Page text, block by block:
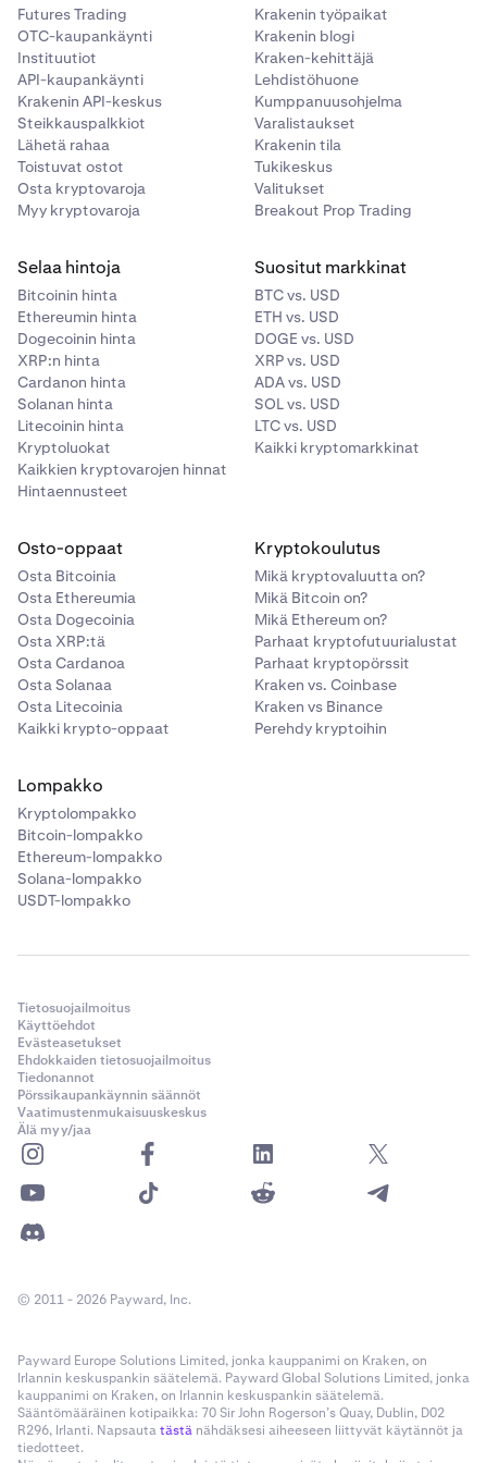
napsauttamalla tätä.
Usein kysyttyjä kysymyksiä
Kraken-lompakosta on
nähtävissä täällä.
Futures Trading
OTC-kaupankäynti
Instituutiot
API-kaupankäynti
Krakenin API-keskus
Steikkauspalkkiot
Lähetä rahaa
Toistuvat ostot
Osta kryptovaroja
Myy kryptovaroja
Krakenin työpaikat
Krakenin blogi
Kraken-kehittäjä
Lehdistöhuone
Kumppanuusohjelma
Varalistaukset
Krakenin tila
Tukikeskus
Valitukset
Breakout Prop Trading
Selaa hintoja
Bitcoinin hinta
Ethereumin hinta
Dogecoinin hinta
XRP:n hinta
Cardanon hinta
Solanan hinta
Litecoinin hinta
Kryptoluokat
Kaikkien kryptovarojen hinnat
Hintaennusteet
Suositut markkinat
BTC vs. USD
ETH vs. USD
DOGE vs. USD
XRP vs. USD
ADA vs. USD
SOL vs. USD
LTC vs. USD
Kaikki kryptomarkkinat
Osto-oppaat
Osta Bitcoinia
Osta Ethereumia
Osta Dogecoinia
Osta XRP:tä
Osta Cardanoa
Osta Solanaa
Osta Litecoinia
Kaikki krypto-oppaat
Kryptokoulutus
Mikä kryptovaluutta on?
Mikä Bitcoin on?
Mikä Ethereum on?
Parhaat kryptofutuurialustat
Parhaat kryptopörssit
Kraken vs. Coinbase
Kraken vs Binance
Perehdy kryptoihin
Lompakko
Kryptolompakko
Bitcoin-lompakko
Ethereum-lompakko
Solana-lompakko
USDT-lompakko
Tietosuojailmoitus
Käyttöehdot
Evästeasetukset
Ehdokkaiden tietosuojailmoitus
Tiedonannot
Pörssikaupankäynnin säännöt
Vaatimustenmukaisuuskeskus
Älä myy/jaa
© 2011 - 2026 Payward, Inc.
Payward Europe Solutions Limited, jonka kauppanimi on Kraken, on
Irlannin keskuspankin säätelemä. Payward Global Solutions Limited, jonka
kauppanimi on Kraken, on Irlannin keskuspankin säätelemä.
Sääntömääräinen kotipaikka: 70 Sir John Rogerson’s Quay, Dublin, D02
R296, Irlanti. Napsautatästä nähdäksesi aiheeseen liittyvät käytännöt ja
tiedotteet.